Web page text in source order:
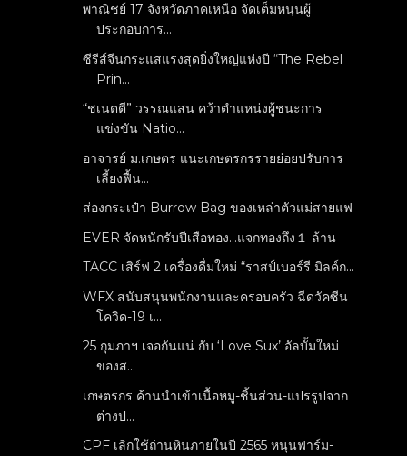
พาณิชย์ 17 จังหวัดภาคเหนือ จัดเต็มหนุนผู้
ประกอบการ...
ซีรีส์จีนกระแสแรงสุดยิ่งใหญ่แห่งปี “The Rebel
Prin...
“ชเนตตี” วรรณแสน คว้าตำแหน่งผู้ชนะการ
แข่งขัน Natio...
อาจารย์ ม.เกษตร แนะเกษตรกรรายย่อยปรับการ
เลี้ยงฟื้น...
ส่องกระเป๋า Burrow Bag ของเหล่าตัวแม่สายแฟ
EVER จัดหนักรับปีเสือทอง...แจกทองถึง１ ล้าน
TACC เสิร์ฟ 2 เครื่องดื่มใหม่ “ราสป์เบอร์รี มิลค์ก...
WFX สนับสนุนพนักงานและครอบครัว ฉีดวัคซีน
โควิด-19 เ...
25 กุมภาฯ เจอกันแน่ กับ ‘Love Sux’ อัลบั้มใหม่
ของส...
เกษตรกร ค้านนำเข้าเนื้อหมู-ชิ้นส่วน-แปรรูปจาก
ต่างป...
CPF เลิกใช้ถ่านหินภายในปี 2565 หนุนฟาร์ม-